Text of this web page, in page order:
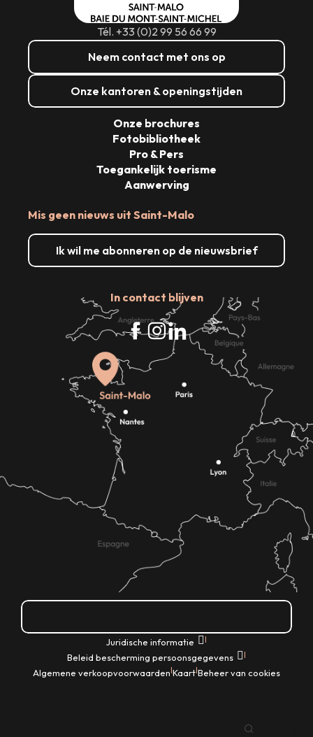
Tél. +33 (0)2 99 56 66 99
Neem contact met ons op
Onze kantoren & openingstijden
Mis geen nieuws uit Saint-Malo
Ik wil me abonneren op de nieuwsbrief
In contact blijven
Onze brochures
Fotobibliotheek
Pro & Pers
Toegankelijk toerisme
Aanwerving
Juridische informatie |
Beleid bescherming persoonsgegevens |
Algemene verkoopvoorwaarden|Kaart|Beheer van cookies